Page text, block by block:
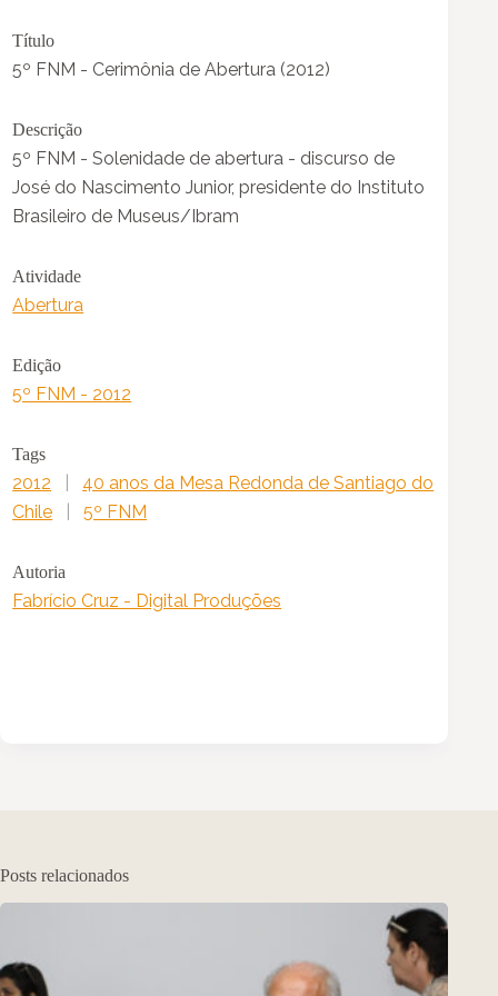
Título
5º FNM - Cerimônia de Abertura (2012)
Descrição
5º FNM - Solenidade de abertura - discurso de
José do Nascimento Junior, presidente do Instituto
Brasileiro de Museus/Ibram
Atividade
Abertura
Edição
5º FNM - 2012
Tags
2012
40 anos da Mesa Redonda de Santiago do
Chile
5º FNM
Autoria
Fabrício Cruz - Digital Produções
Posts relacionados